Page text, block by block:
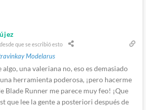
que se escribió esto
Modelarus
algo, una valeriana no, eso es demasiado
herramienta poderosa, ¡pero hacerme
Blade Runner me parece muy feo! ¡Que
que lee la gente a posteriori después de